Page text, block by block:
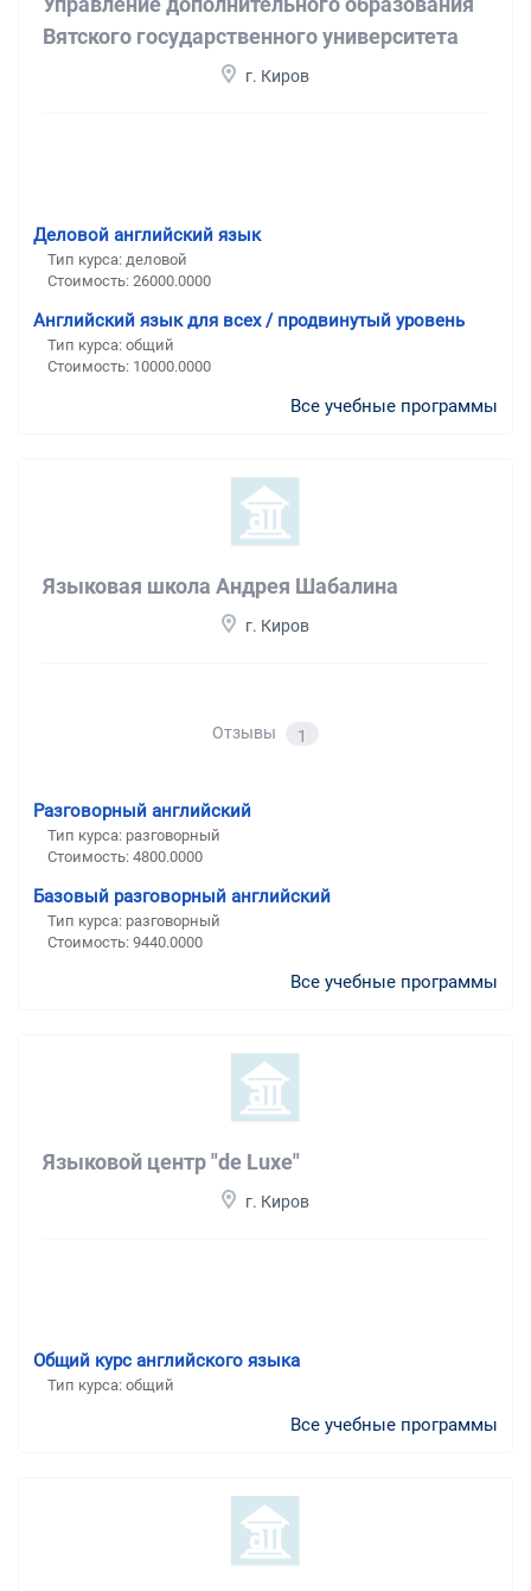
Вятского государственного университета
г. Киров
Деловой английский язык
Тип курса: деловой
Стоимость: 26000.0000
Английский язык для всех / продвинутый уровень
Тип курса: общий
Стоимость: 10000.0000
Все учебные программы
Языковая школа Андрея Шабалина
г. Киров
Отзывы 1
Разговорный английский
Тип курса: разговорный
Стоимость: 4800.0000
Базовый разговорный английский
Тип курса: разговорный
Стоимость: 9440.0000
Все учебные программы
Языковой центр "de Luxe"
г. Киров
Общий курс английского языка
Тип курса: общий
Все учебные программы